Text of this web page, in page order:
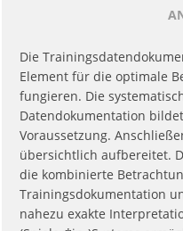
Die
Element für die optimale
fungieren. Die
Datendokumentation
Voraussetzung.
übersichtlich aufbereitet.
die kombinierte
Trainingsdokumentation
nahezu exakte